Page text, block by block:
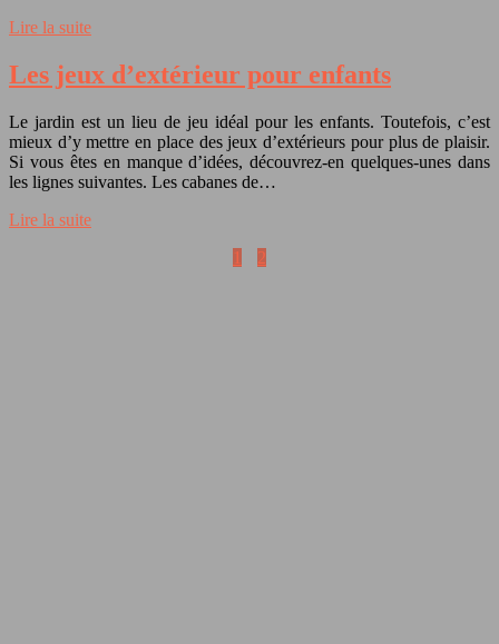
Lire la suite
Les jeux d’extérieur pour enfants
Le jardin est un lieu de jeu idéal pour les enfants. Toutefois, c’est
mieux d’y mettre en place des jeux d’extérieurs pour plus de plaisir.
Si vous êtes en manque d’idées, découvrez-en quelques-unes dans
les lignes suivantes. Les cabanes de…
Lire la suite
1
2